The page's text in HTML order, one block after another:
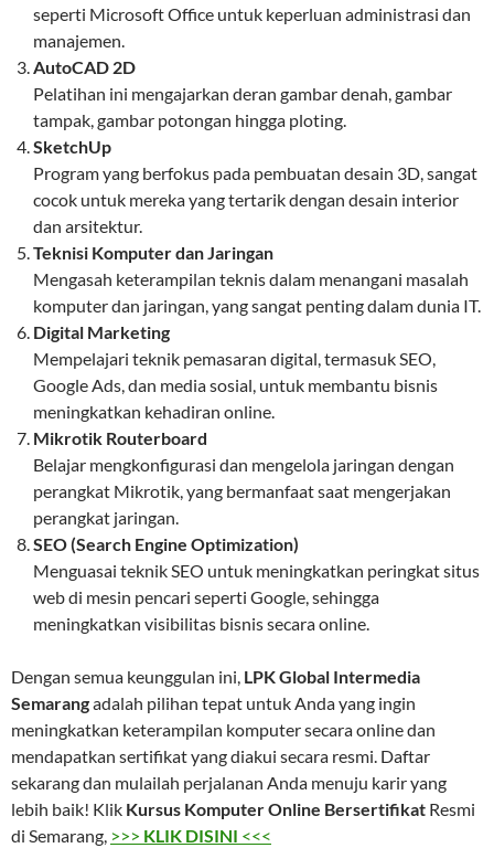
seperti Microsoft Office untuk keperluan administrasi dan
manajemen.
AutoCAD 2D
Pelatihan ini mengajarkan deran gambar denah, gambar
tampak, gambar potongan hingga ploting.
SketchUp
Program yang berfokus pada pembuatan desain 3D, sangat
cocok untuk mereka yang tertarik dengan desain interior
dan arsitektur.
Teknisi Komputer dan Jaringan
Mengasah keterampilan teknis dalam menangani masalah
komputer dan jaringan, yang sangat penting dalam dunia IT.
Digital Marketing
Mempelajari teknik pemasaran digital, termasuk SEO,
Google Ads, dan media sosial, untuk membantu bisnis
meningkatkan kehadiran online.
Mikrotik Routerboard
Belajar mengkonfigurasi dan mengelola jaringan dengan
perangkat Mikrotik, yang bermanfaat saat mengerjakan
perangkat jaringan.
SEO (Search Engine Optimization)
Menguasai teknik SEO untuk meningkatkan peringkat situs
web di mesin pencari seperti Google, sehingga
meningkatkan visibilitas bisnis secara online.
Dengan semua keunggulan ini, LPK Global Intermedia
Semarangadalah pilihan tepat untuk Anda yang ingin
meningkatkan keterampilan komputer secara online dan
mendapatkan sertifikat yang diakui secara resmi. Daftar
sekarang dan mulailah perjalanan Anda menuju karir yang
lebih baik! Klik Kursus Komputer Online Bersertifikat Resmi
di Semarang, >>> KLIK DISINI <<<